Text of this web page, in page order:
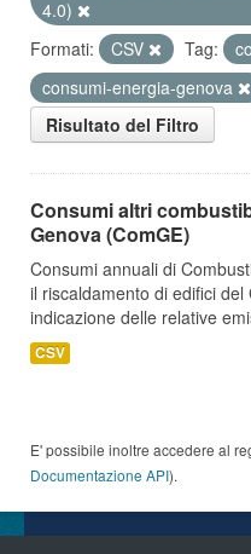
4.0)
Formati:
CSV Tag:
consumi-energia-genova
Risultato del Filtro
Consumi altri
Genova (ComGE)
Consumi annuali di
il riscaldamento di edifici
indicazione delle relative
CSV
E' possibile inoltre accedere al
Documentazione API).